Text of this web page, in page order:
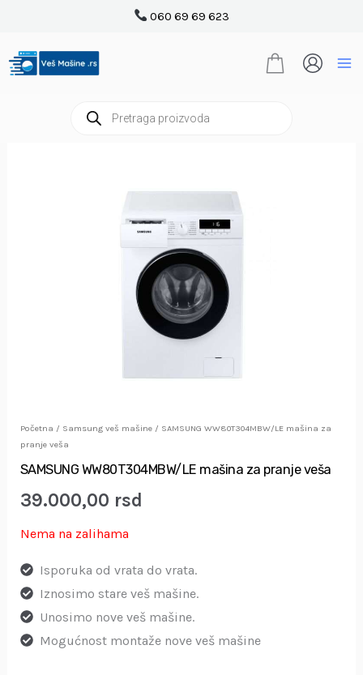
sadržaj
060 69 69 623
search
Početna / Samsung veš mašine/ SAMSUNG WW80T304MBW/LE mašina za
pranje veša
SAMSUNG WW80T304MBW/LE mašina za pranje veša
39.000,00 rsd
Nema na zalihama
Isporuka od vrata do vrata.
Iznosimo stare veš mašine.
Unosimo nove veš mašine.
Mogućnost montaže nove veš mašine